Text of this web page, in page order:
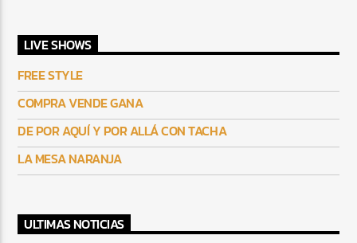
LIVE SHOWS
FREE STYLE
COMPRA VENDE GANA
DE POR AQUÍ Y POR ALLÁ CON TACHA
LA MESA NARANJA
ULTIMAS NOTICIAS